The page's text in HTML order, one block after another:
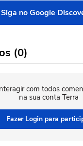
Siga no Google
(0)
com todos
na sua conta Terra
Fazer Login para